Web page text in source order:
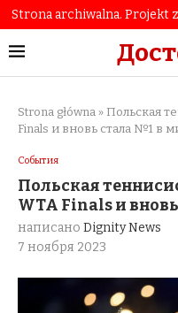
Strona archiwalna. Projekt
Strona główna » Польская
Finals и вновь стала №1 в
События
Польская
WTA Finals и
написано Dignity News
7 ноября 2023